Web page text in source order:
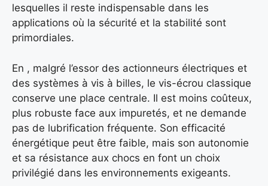
lesquelles il reste indispensable dans les
applications où la sécurité et la stabilité sont
primordiales.
En , malgré l’essor des actionneurs électriques et
des systèmes à vis à billes, le vis-écrou classique
conserve une place centrale. Il est moins coûteux,
plus robuste face aux impuretés, et ne demande
pas de lubrification fréquente. Son efficacité
énergétique peut être faible, mais son autonomie
et sa résistance aux chocs en font un choix
privilégié dans les environnements exigeants.